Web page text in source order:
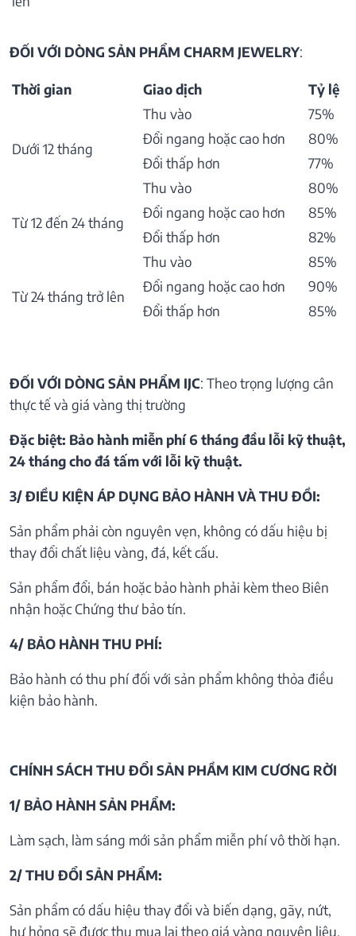
ĐỐI VỚI DÒNG SẢN PHẨM CHARM JEWELRY:
Thời gian Giao dịch Tỷ lệ
Dưới 12 tháng
Thu vào
75%
Đổi ngang hoặc cao hơn
80%
Đổi thấp hơn
77%
Từ 12 đến 24 tháng
Thu vào
80%
Đổi ngang hoặc cao hơn
85%
Đổi thấp hơn
82%
Từ 24 tháng trở lên
Thu vào
85%
Đổi ngang hoặc cao hơn
90%
Đổi thấp hơn
85%
ĐỐI VỚI DÒNG SẢN PHẨM IJC: Theo trọng lượng cân
thực tế và giá vàng thị trường
Đặc biệt: Bảo hành miễn phí 6 tháng đầu lỗi kỹ thuật,
24 tháng cho đá tấm với lỗi kỹ thuật.
3/ ĐIỀU KIỆN ÁP DỤNG BẢO HÀNH VÀ THU ĐỒI:
Sản phẩm phải còn nguyên vẹn, không có dấu hiệu bị
thay đổi chất liệu vàng, đá, kết cấu.
Sản phẩm đổi, bán hoặc bảo hành phải kèm theo Biên
nhận hoặc Chứng thư bảo tín.
4/ BẢO HÀNH THU PHÍ:
Bảo hành có thu phí đối với sản phẩm không thỏa điều
kiện bảo hành.
CHÍNH SÁCH THU ĐỔI SẢN PHẦM KIM CƯƠNG RỜI
1/ BẢO HÀNH SẢN PHẨM:
Làm sạch, làm sáng mới sản phẩm miễn phí vô thời hạn.
2/ THU ĐỔI SẢN PHẨM:
Sản phẩm có dấu hiệu thay đổi và biến dạng, gãy, nứt,
hư hỏng sẽ được thu mua lại theo giá vàng nguyên liệu.